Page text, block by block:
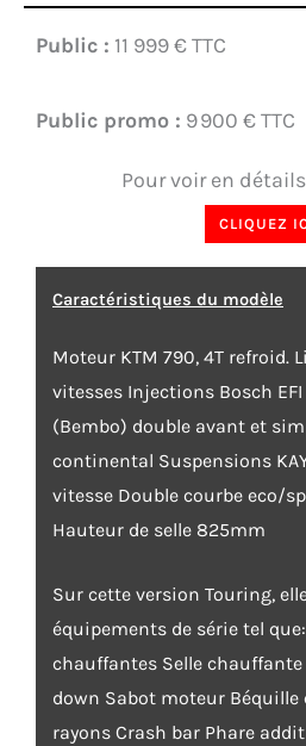
Public : 11 999 € TTC
Public promo : 9 900 € TTC
Pour voir en
CLIQUEZ
Caractéristiques du modèle
Moteur KTM 790, 4T refroid.
vitesses Injections Bosch EFI
(Bembo) double avant et
continental Suspensions
vitesse Double courbe eco/
Hauteur de selle 825mm
Sur cette version Touring,
équipements de série tel
chauffantes Selle
down Sabot moteur Béquille
rayons Crash bar Phare